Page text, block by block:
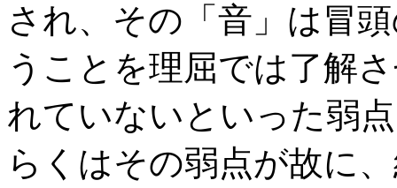
され、その「音」は冒
うことを理屈では了解
れていないといった弱
らくはその弱点が故に